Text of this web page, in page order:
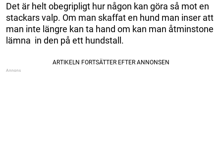
Det är helt obegripligt hur någon kan göra så mot en
stackars valp. Om man skaffat en hund man inser att
man inte längre kan ta hand om kan man åtminstone
lämna in den på ett hundstall.